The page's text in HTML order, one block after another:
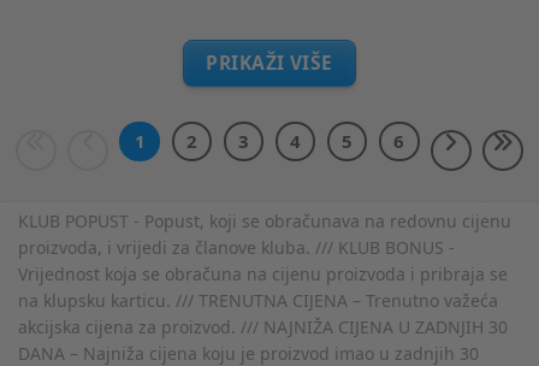
PRIKAŽI VIŠE
1 2 3 4 5 6
KLUB POPUST - Popust, koji se obračunava na redovnu cijenu
proizvoda, i vrijedi za članove kluba. /// KLUB BONUS -
Vrijednost koja se obračuna na cijenu proizvoda i pribraja se
na klupsku karticu. /// TRENUTNA CIJENA – Trenutno važeća
akcijska cijena za proizvod. /// NAJNIŽA CIJENA U ZADNJIH 30
DANA – Najniža cijena koju je proizvod imao u zadnjih 30